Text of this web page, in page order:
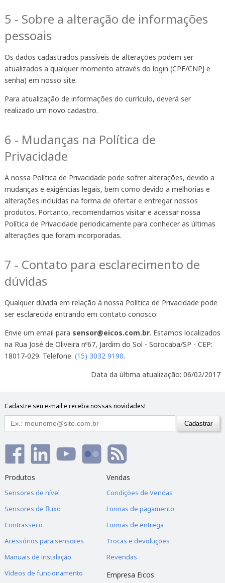
5 - Sobre a alteração de informações
pessoais
Os dados cadastrados passíveis de alterações podem ser
atualizados a qualquer momento através do login (CPF/CNPJ e
senha) em nosso site.
Para atualização de informações do currículo, deverá ser
realizado um novo cadastro.
6 - Mudanças na Política de
Privacidade
A nossa Política de Privacidade pode sofrer alterações, devido a
mudanças e exigências legais, bem como devido a melhorias e
alterações incluídas na forma de ofertar e entregar nossos
produtos. Portanto, recomendamos visitar e acessar nossa
Política de Privacidade periodicamente para conhecer as últimas
alterações que foram incorporadas.
7 - Contato para esclarecimento de
dúvidas
Qualquer dúvida em relação à nossa Política de Privacidade pode
ser esclarecida entrando em contato conosco:
Envie um email para sensor@eicos.com.br. Estamos localizados
na Rua José de Oliveira nº67, Jardim do Sol - Sorocaba/SP - CEP:
18017-029. Telefone: (15) 3032 9190.
Data da última atualização: 06/02/2017
Cadastre seu e-mail e receba nossas novidades!
Produtos
Sensores de nível
Sensores de fluxo
Contrasseco
Acessórios para sensores
Manuais de instalação
Vídeos de funcionamento
Vendas
Condições de Vendas
Formas de pagamento
Formas de entrega
Trocas e devoluções
Revendas
Empresa Eicos